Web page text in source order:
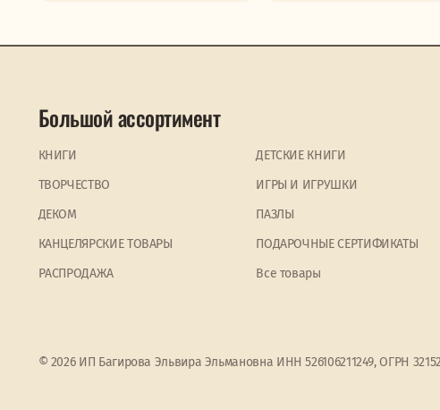
Большой ассортимент
КНИГИ
ДЕТСКИЕ КНИГИ
ТВОРЧЕСТВО
ИГРЫ И ИГРУШКИ
ДЕКОМ
ПАЗЛЫ
КАНЦЕЛЯРСКИЕ ТОВАРЫ
ПОДАРОЧНЫЕ СЕРТИФИКАТЫ
PАСПРОДАЖА
Все товары
© 2026 ИП Багирова Эльвира Эльмановна ИНН 526106211249, ОГРН